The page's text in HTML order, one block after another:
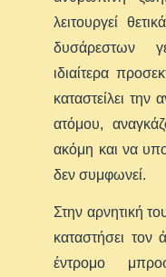
λειτουργεί
δυσάρεστων
ιδιαίτερα
καταστείλει
ατόμου,
ακόμη και να
δεν συμφωνεί.
Στην αρνητική
καταστήσει τον
έντρομο